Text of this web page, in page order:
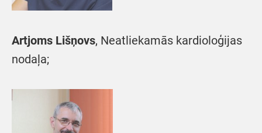
Artjoms Lišņovs, Neatliekamās kardioloģijas
nodaļa;